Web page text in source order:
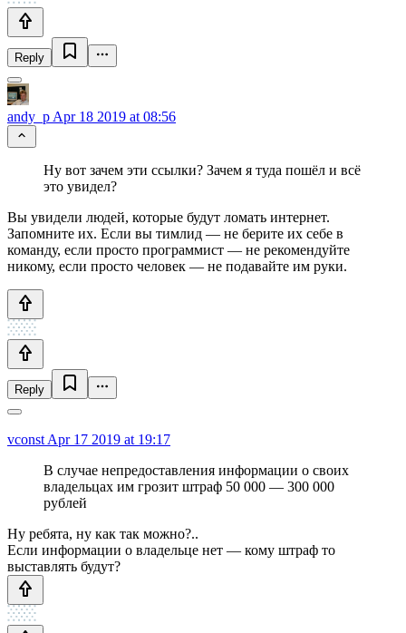
Reply
andy_p Apr 18 2019 at 08:56
Ну вот зачем эти ссылки? Зачем я туда пошёл и всё
это увидел?
Вы увидели людей, которые будут ломать интернет.
Запомните их. Если вы тимлид — не берите их себе в
команду, если просто программист — не рекомендуйте
никому, если просто человек — не подавайте им руки.
Reply
vconst Apr 17 2019 at 19:17
В случае непредоставления информации о своих
владельцах им грозит штраф 50 000 — 300 000
рублей
Ну ребята, ну как так можно?..
Если информации о владельце нет — кому штраф то
выставлять будут?